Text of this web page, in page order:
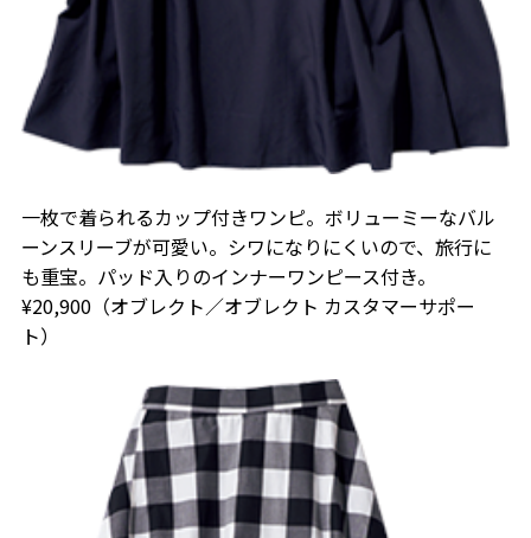
一枚で着られるカップ付きワンピ。ボリューミーなバル
ーンスリーブが可愛い。シワになりにくいので、旅行に
も重宝。パッド入りのインナーワンピース付き。
¥20,900（オブレクト／オブレクト カスタマーサポー
ト）